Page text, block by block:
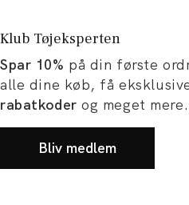
dit købog artikler
og karriere
Klub Tøjeksperten
Spar 10% på din første
alle dine køb, få
rabatkoder og meget mere.
Bliv medlem